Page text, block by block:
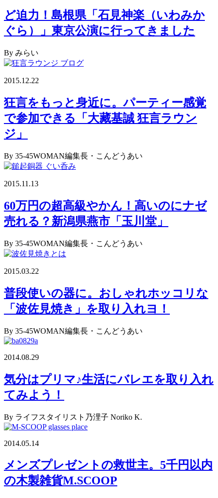
ど迫力！島根県「石見神楽（いわみか
ぐら）」東京公演に行ってきました
By みらい
2015.12.22
狂言をもっと身近に。パーティー感覚
で参加できる「大藏基誠 狂言ラウン
ジ」
By 35-45WOMAN編集長・こんどうあい
2015.11.13
60万円の超高級やかん！高いのにナゼ
売れる？新潟県燕市「玉川堂」
By 35-45WOMAN編集長・こんどうあい
2015.03.22
普段使いの器に。おしゃれホッコリな
「波佐見焼き」を取り入れヨ！
By 35-45WOMAN編集長・こんどうあい
2014.08.29
気分はプリマ♪生活にバレエを取り入れ
てみよう！
By ライフスタイリスト乃浬子 Noriko K.
2014.05.14
メンズプレゼントの救世主。5千円以内
の木製雑貨M.SCOOP